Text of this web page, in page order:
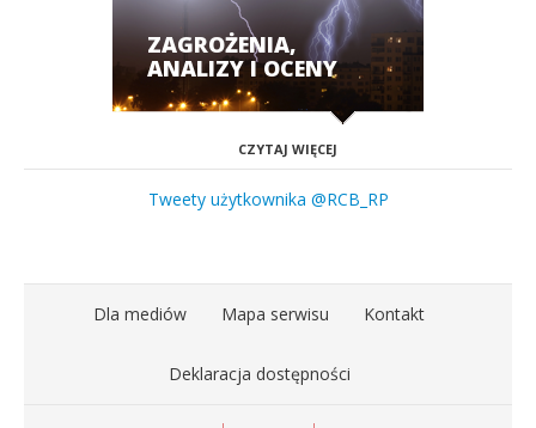
ZAGROŻENIA,
ANALIZY I OCENY
CZYTAJ WIĘCEJ
Tweety użytkownika @RCB_RP
Dla mediów Mapa serwisu Kontakt
Deklaracja dostępności